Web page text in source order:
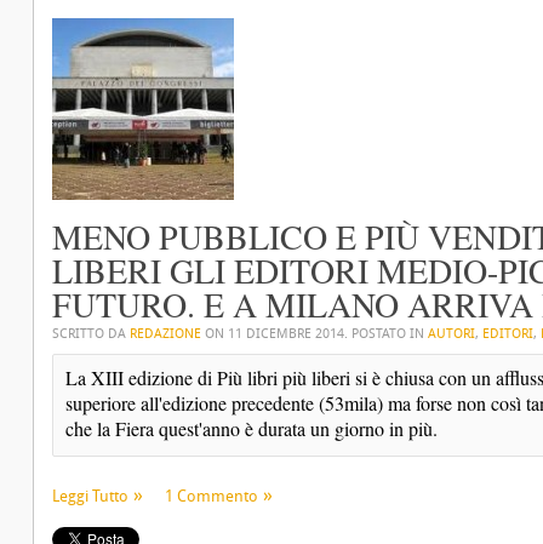
MENO PUBBLICO E PIÙ
LIBERI GLI EDITORI MEDIO-
FUTURO. E A MILANO ARRIVA
SCRITTO DA REDAZIONE ON 11 DICEMBRE 2014. POSTATO IN AUTORI, EDITORI,
La XIII edizione di Più libri più liberi si è chiusa con un
superiore all'edizione precedente (53mila) ma forse non così
che la Fiera quest'anno è durata un giorno in più.
Leggi Tutto 1 Commento